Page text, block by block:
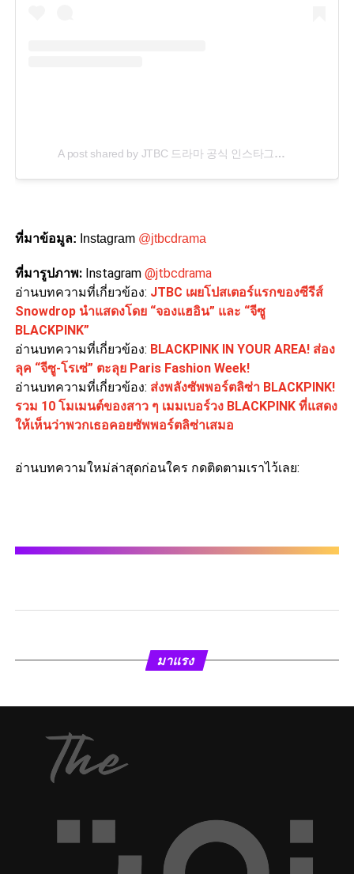
A post shared by JTBC 드라마 공식 인스타그램 (@jtbcdrama)
ที่มาข้อมูล: Instagram @jtbcdrama
ที่มารูปภาพ:Instagram @jtbcdrama
อ่านบทความที่เกี่ยวข้อง: JTBC เผยโปสเตอร์แรกของซีรีส์
Snowdrop นำแสดงโดย “จองแฮอิน” และ “จีซู
BLACKPINK”
อ่านบทความที่เกี่ยวข้อง: BLACKPINK IN YOUR AREA! ส่อง
ลุค “จีซู-โรเซ่” ตะลุย Paris Fashion Week!
อ่านบทความที่เกี่ยวข้อง: ส่งพลังซัพพอร์ตลิซ่า BLACKPINK!
รวม 10 โมเมนต์ของสาว ๆ เมมเบอร์วง BLACKPINK ที่แสดง
ให้เห็นว่าพวกเธอคอยซัพพอร์ตลิซ่าเสมอ
อ่านบทความใหม่ล่าสุดก่อนใคร กดติดตามเราไว้เลย:
มาแรง